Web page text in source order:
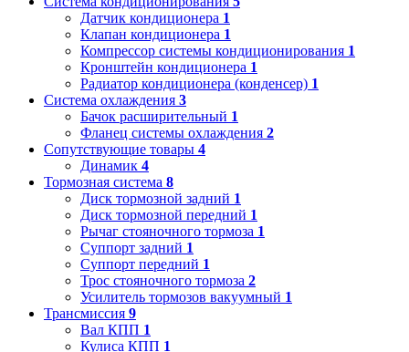
Датчик кондиционера 1
Клапан кондиционера 1
Компрессор системы кондиционирования 1
Кронштейн кондиционера 1
Радиатор кондиционера (конденсер) 1
Система охлаждения 3
Бачок расширительный 1
Фланец системы охлаждения 2
Сопутствующие товары 4
Динамик 4
Тормозная система 8
Диск тормозной задний 1
Диск тормозной передний 1
Рычаг стояночного тормоза 1
Суппорт задний 1
Суппорт передний 1
Трос стояночного тормоза 2
Усилитель тормозов вакуумный 1
Трансмиссия 9
Вал КПП 1
Кулиса КПП 1